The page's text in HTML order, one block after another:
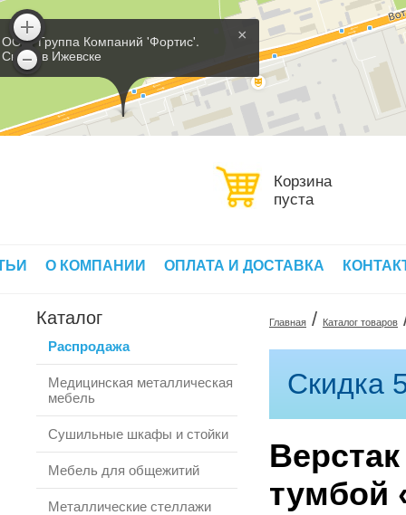
×
ООО 'Группа Компаний 'Фортис'.
Склад в Ижевске
Корзина
пуста
О КОМПАНИИ ОПЛАТА И ДОСТАВКА
Каталог
Распродажа
Медицинская металлическая
мебель
Сушильные шкафы и стойки
Мебель для общежитий
Металлические стеллажи
Главная / Каталог товаров
Скидка
тумбой